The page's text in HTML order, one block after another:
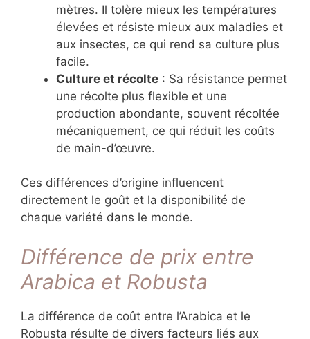
mètres. Il tolère mieux les températures
élevées et résiste mieux aux maladies et
aux insectes, ce qui rend sa culture plus
facile.
Culture et récolte : Sa résistance permet
une récolte plus flexible et une
production abondante, souvent récoltée
mécaniquement, ce qui réduit les coûts
de main-d’œuvre.
Ces différences d’origine influencent
directement le goût et la disponibilité de
chaque variété dans le monde.
Différence de prix entre
Arabica et Robusta
La différence de coût entre l’Arabica et le
Robusta résulte de divers facteurs liés aux